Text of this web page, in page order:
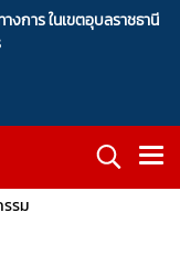
การ ในเขตอุบลราชธานี
รม